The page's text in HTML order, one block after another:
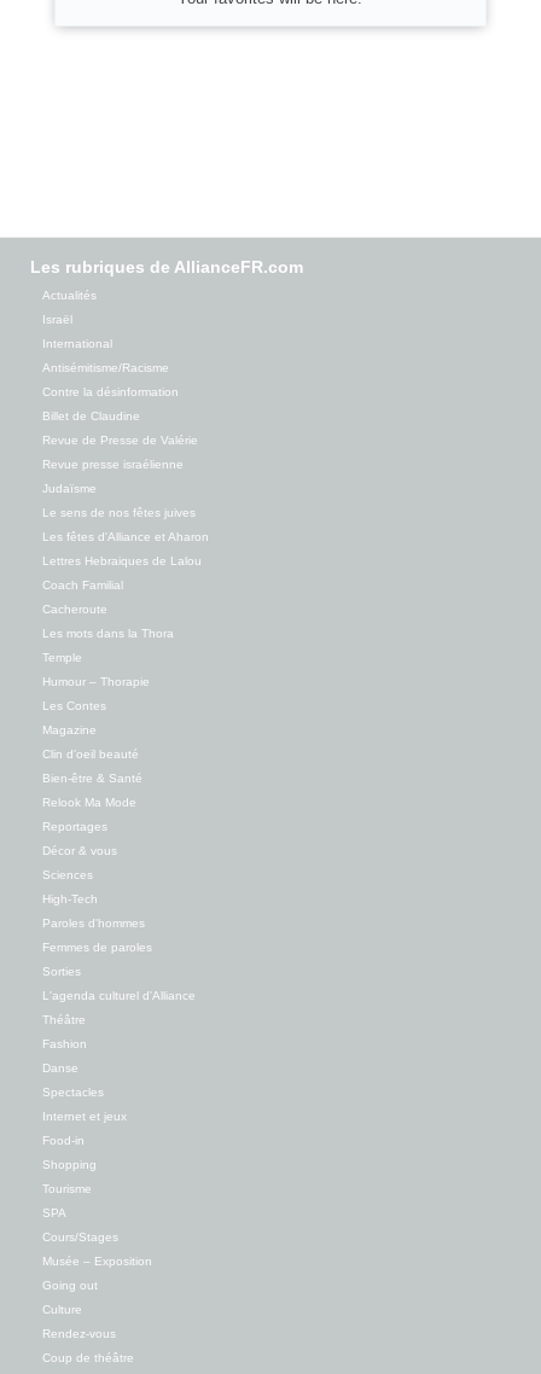
Les rubriques de AllianceFR.com
Actualités
Israël
International
Antisémitisme/Racisme
Contre la désinformation
Billet de Claudine
Revue de Presse de Valérie
Revue presse israélienne
Judaïsme
Le sens de nos fêtes juives
Les fêtes d'Alliance et Aharon
Lettres Hebraiques de Lalou
Coach Familial
Cacheroute
Les mots dans la Thora
Temple
Humour – Thorapie
Les Contes
Magazine
Clin d'oeil beauté
Bien-être & Santé
Relook Ma Mode
Reportages
Décor & vous
Sciences
High-Tech
Paroles d'hommes
Femmes de paroles
Sorties
L'agenda culturel d'Alliance
Théâtre
Fashion
Danse
Spectacles
Internet et jeux
Food-in
Shopping
Tourisme
SPA
Cours/Stages
Musée – Exposition
Going out
Culture
Rendez-vous
Coup de théâtre